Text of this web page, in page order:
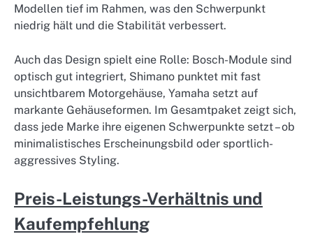
Modellen tief im Rahmen, was den Schwerpunkt
niedrig hält und die Stabilität verbessert.
Auch das Design spielt eine Rolle: Bosch-Module sind
optisch gut integriert, Shimano punktet mit fast
unsichtbarem Motorgehäuse, Yamaha setzt auf
markante Gehäuseformen. Im Gesamtpaket zeigt sich,
dass jede Marke ihre eigenen Schwerpunkte setzt – ob
minimalistisches Erscheinungsbild oder sportlich-
aggressives Styling.
Preis-Leistungs-Verhältnis und
Kaufempfehlung